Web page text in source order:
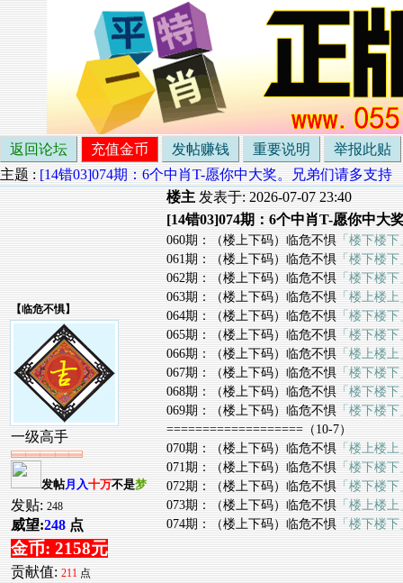
返回论坛 充值金币 发帖赚钱 重要说明
举报此贴
主题 : [14错03]074期：6个中肖T-愿你中大奖。兄弟们请多支持
【临危不惧】
一级高手
发帖月入十万不是梦
发贴: 248
威望:248 点
金币: 2158元
贡献值: 211 点
楼主 发表于: 2026-07-07 23:40
[14错03]074期：6个中肖T-愿你中大
060期：（楼上下码）临危不惧 「楼下楼下
061期：（楼上下码）临危不惧 「楼下楼下
062期：（楼上下码）临危不惧 「楼下楼下
063期：（楼上下码）临危不惧 「楼上楼上
064期：（楼上下码）临危不惧 「楼下楼下
065期：（楼上下码）临危不惧 「楼下楼下
066期：（楼上下码）临危不惧 「楼上楼上
067期：（楼上下码）临危不惧 「楼下楼下
068期：（楼上下码）临危不惧 「楼下楼下
069期：（楼上下码）临危不惧 「楼下楼下
===================（10-7）
070期：（楼上下码）临危不惧 「楼上楼上
071期：（楼上下码）临危不惧 「楼下楼下
072期：（楼上下码）临危不惧 「楼下楼下
073期：（楼上下码）临危不惧 「楼上楼上
074期：（楼上下码）临危不惧 「楼下楼下